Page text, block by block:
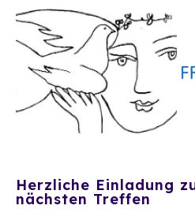
Herzliche Einladung
nächsten Treffen